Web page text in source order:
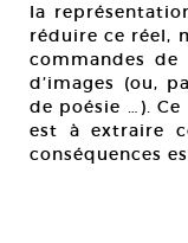
la
réduire ce réel,
commandes de
d’images (ou,
de poésie …). Ce
est à extraire
conséquences